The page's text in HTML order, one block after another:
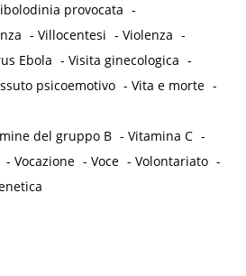
provocata -
-Villocentesi -Violenza -
Ebola -Visita ginecologica -
psicoemotivo -Vita e morte -
del gruppo B -Vitamina C -
-Vocazione -Voce -Volontariato -